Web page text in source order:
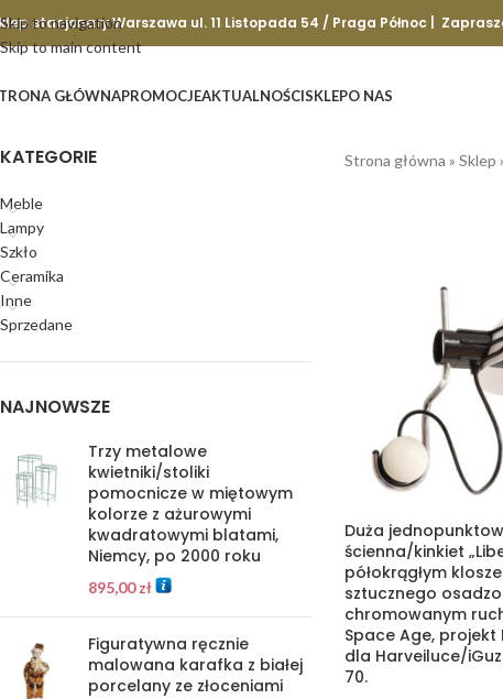
Skip to navigation
Skip to main content
stacjonary Warszawa ul. 11 Listopada 54 / Praga Północ |
GŁÓWNAPROMOCJEAKTUALNOŚCISKLEPO NAS
KATEGORIE
Meble
Lampy
Szkło
Ceramika
Inne
Sprzedane
NAJNOWSZE
Trzy metalowe
kwietniki/stoliki
pomocnicze w miętowym
kolorze z ażurowymi
kwadratowymi blatami,
Niemcy, po 2000 roku
895,00zł
Figuratywna ręcznie
malowana karafka z białej
porcelany ze złoceniami
Strona główna » Sklep
Duża
ścienna/kinkiet
półokrągłym
sztucznego
chromowanym
Space Age, projekt
dla Harveiluce/
70.